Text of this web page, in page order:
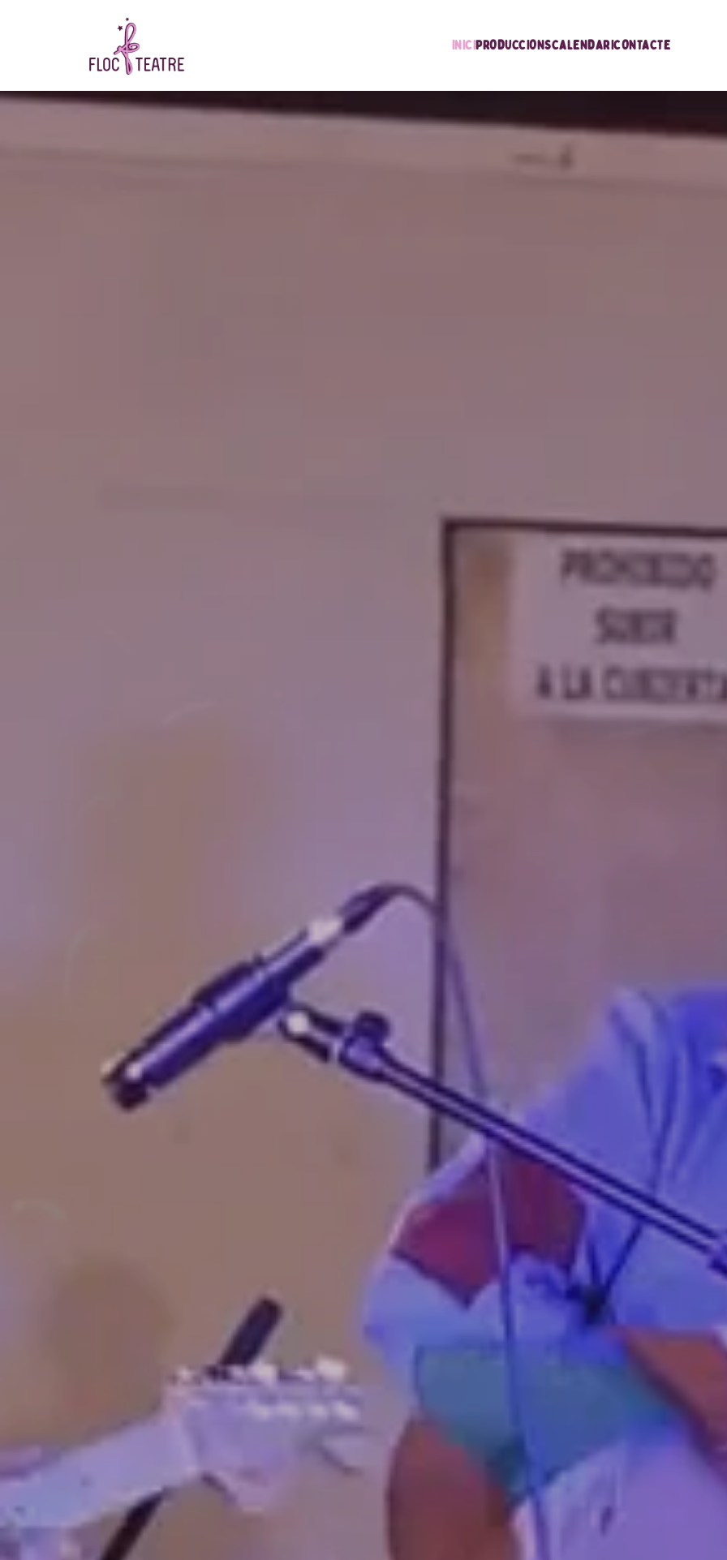
INICIPRODUCCIONSCALENDARICONTACTE